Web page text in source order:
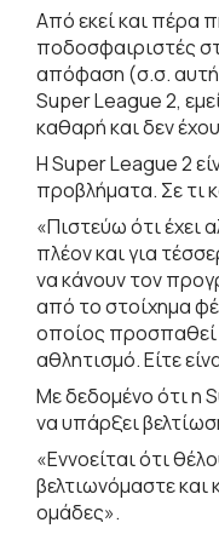
Από εκεί και πέρα
ποδοσφαιριστές
απόφαση (σ.σ. αυτή
Super League 2,
καθαρή και δεν
H Super League 2
προβλήματα. Σε τι
«Πιστεύω ότι έχει
πλέον και για
να κάνουν τον
από το στοίχημα
οποίος προσπαθεί
αθλητισμό. Είτε
Με δεδομένο ότι η
να υπάρξει
«Εννοείται ότι
βελτιωνόμαστε και
ομάδες».